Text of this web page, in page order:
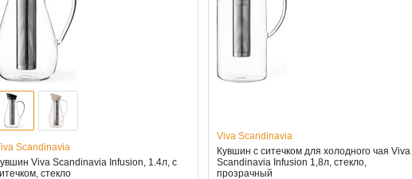
Scandinavia
Viva Scandinavia Infusion, 1.4л, с
стекло
Viva Scandinavia
Кувшин с ситечком для холодного чая Viva
Scandinavia Infusion 1,8л, стекло,
прозрачный